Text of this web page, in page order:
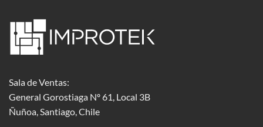
Sala de Ventas:
General Gorostiaga Nº 61, Local 3B
Ñuñoa, Santiago, Chile